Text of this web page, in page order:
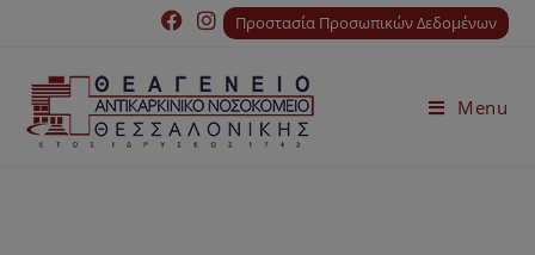
Προστασία Προσωπικών Δεδομένων
Menu